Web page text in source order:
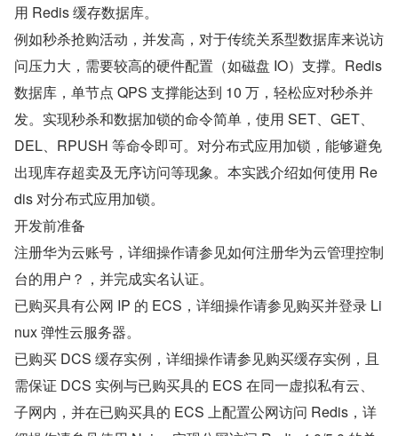
用 Redis 缓存数据库。
例如秒杀抢购活动，并发高，对于传统关系型数据库来说访
问压力大，需要较高的硬件配置（如磁盘 IO）支撑。Redis
数据库，单节点 QPS 支撑能达到 10 万，轻松应对秒杀并
发。实现秒杀和数据加锁的命令简单，使用 SET、GET、
DEL、RPUSH 等命令即可。对分布式应用加锁，能够避免
出现库存超卖及无序访问等现象。本实践介绍如何使用 Re
dis 对分布式应用加锁。
开发前准备
注册华为云账号，详细操作请参见如何注册华为云管理控制
台的用户？，并完成实名认证。
已购买具有公网 IP 的 ECS，详细操作请参见购买并登录 Li
nux 弹性云服务器。
已购买 DCS 缓存实例，详细操作请参见购买缓存实例，且
需保证 DCS 实例与已购买具的 ECS 在同一虚拟私有云、
子网内，并在已购买具的 ECS 上配置公网访问 Redis，详